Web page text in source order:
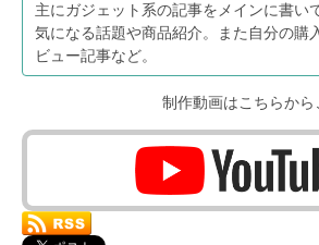
主にガジェット系の記事をメインに書い
気になる話題や商品紹介。また自分の購
ビュー記事など。
制作動画はこちらから